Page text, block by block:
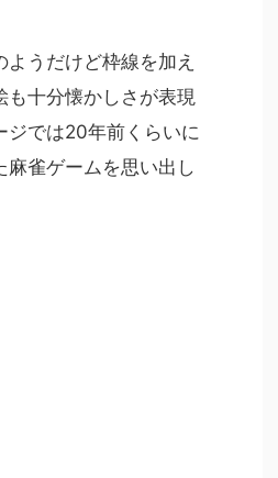
うだけど枠線を加え
も十分懐かしさが表現
ジでは20年前くらいに
雀ゲームを思い出し